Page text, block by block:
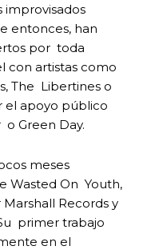
improvisados
entonces, han
por toda
con artistas como
The Libertines o
el apoyo público
Green Day.
meses
Wasted On Youth,
Records y
primer trabajo
en el